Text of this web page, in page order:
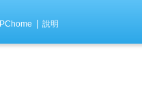
說明